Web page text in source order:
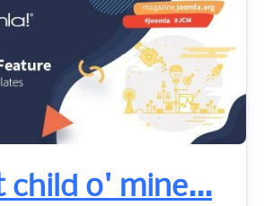
child o' mine...